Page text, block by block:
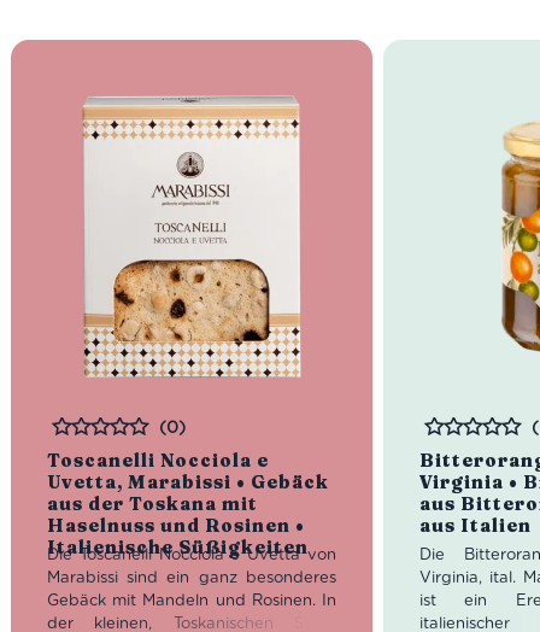
Toscanelli Nocciola e
Uvetta, Marabissi • Gebäck
aus der Toskana mit
Haselnuss und Rosinen •
Italienische Süßigkeiten
Bewertet
(0)
Die Toscanelli Nocciola e Uvetta von
Marabissi sind ein ganz besonderes
Gebäck mit Mandeln und Rosinen. In
der kleinen, Toskanischen Stadt
Virginia •
aus
aus Italien
Bewertet
Die
Virginia, ital.
ist ein